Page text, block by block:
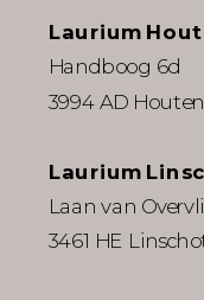
Laurium
Handboog 6d
3994 AD Houten
Laurium
Laan van
3461 HE